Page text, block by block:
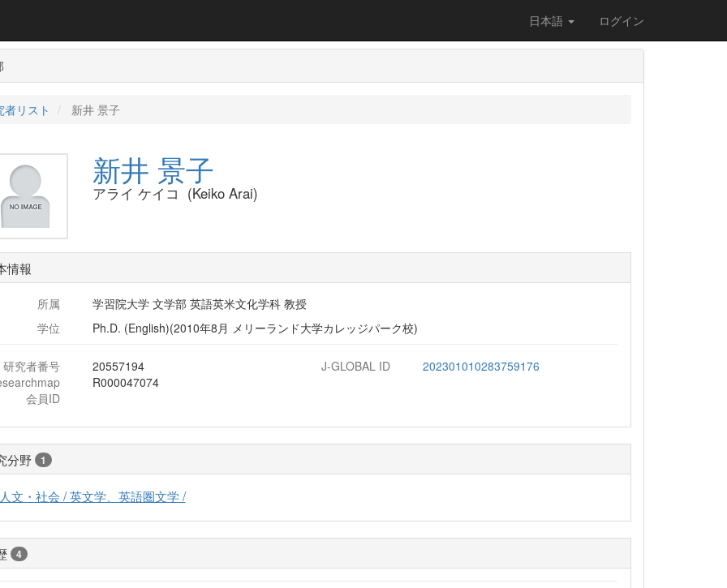
日本語 ログイン
者リスト 新井 景子
新井 景子
アライ ケイコ (Keiko Arai)
情報
所属
学習院大学 文学部 英語英米文化学科 教授
学位
Ph.D. (English)(2010年8月 メリーランド大学カレッジパーク校)
研究者番号 20557194 J-GLOBAL ID
202301010283759176
会員ID
R000047074
分野 1
文・社会 / 英文学、英語圏文学 /
4